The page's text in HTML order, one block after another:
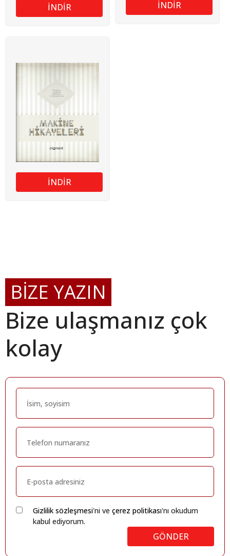
İNDİR İNDİR
İNDİR
BİZE YAZIN
Bize ulaşmanız çok
kolay
Gizlilik sözleşmesi'ni ve çerez politikası'nı okudum
kabul ediyorum.
GÖNDER